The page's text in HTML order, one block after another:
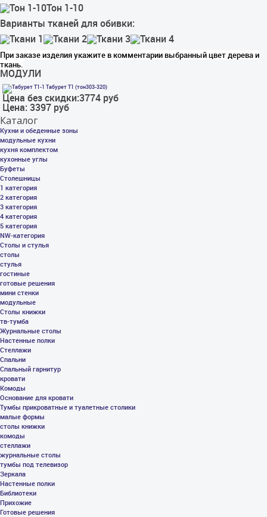
Тон 1-10
Варианты тканей для обивки:
При заказе изделия укажите в комментарии выбранный цвет дерева и
ткань.
МОДУЛИ
Табурет Т1 (тон303-320)
Цена без скидки:3774 руб
Цена:3397 руб
Каталог
Кухни и обеденные зоны
модульные кухни
кухня комплектом
кухонные углы
Буфеты
Столешницы
1 категория
2 категория
3 категория
4 категория
5 категория
NW-категория
Столы и стулья
столы
стулья
гостиные
готовые решения
мини стенки
модульные
Столы книжки
тв-тумба
Журнальные столы
Настенные полки
Стеллажи
Спальни
Спальный гарнитур
кровати
Комоды
Основание для кровати
Тумбы прикроватные и туалетные столики
малые формы
столы книжки
комоды
стеллажи
журнальные столы
тумбы под телевизор
Зеркала
Настенные полки
Библиотеки
Прихожие
Готовые решения